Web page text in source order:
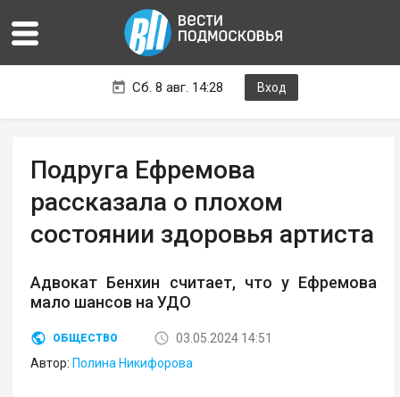
Сб. 8 авг. 14:28 Вход
Подруга Ефремова
рассказала о плохом
состоянии здоровья артиста
Адвокат Бенхин считает, что у Ефремова
мало шансов на УДО
ОБЩЕСТВО
03.05.2024 14:51
Автор: Полина Никифорова